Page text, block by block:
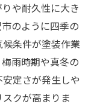
や耐久性に大き
のように四季の
条件が塗装作業
雨時期や真冬の
定さが発生しや
クが高まりま